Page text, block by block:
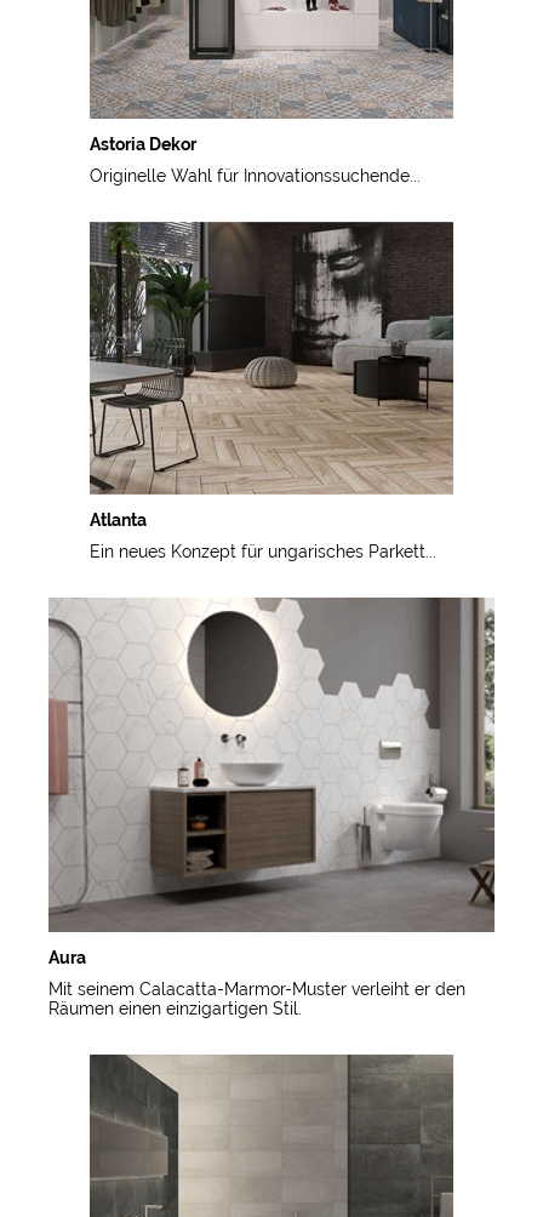
Astoria Dekor
Originelle Wahl für Innovationssuchende...
Atlanta
Ein neues Konzept für ungarisches Parkett...
Aura
Mit seinem Calacatta-Marmor-Muster verleiht er den
Räumen einen einzigartigen Stil.